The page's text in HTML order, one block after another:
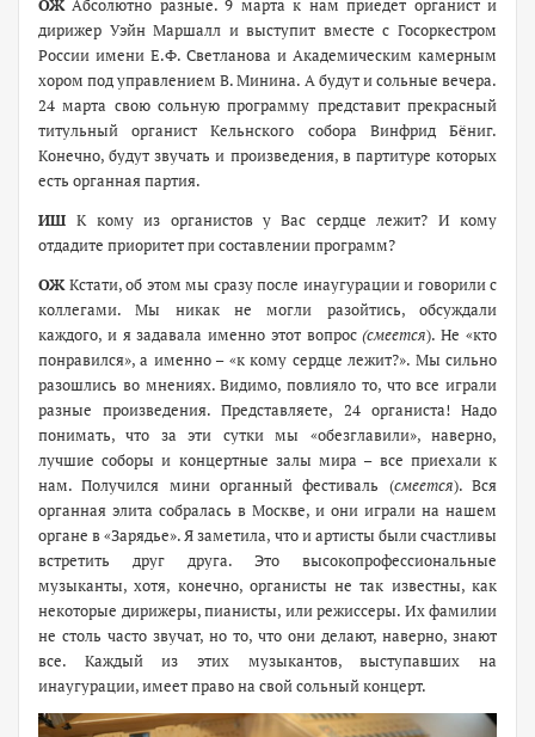
ОЖАбсолютно разные. 9 марта к нам приедет органист и
дирижер Уэйн Маршалл и выступит вместе с Госоркестром
России имени Е.Ф. Светланова и Академическим камерным
хором под управлением В. Минина. А будут и сольные вечера.
24 марта свою сольную программу представит прекрасный
титульный органист Кельнского собора Винфрид Бёниг.
Конечно, будут звучать и произведения, в партитуре которых
есть органная партия.
ИШК кому из органистов у Вас сердце лежит? И кому
отдадите приоритет при составлении программ?
ОЖКстати, об этом мы сразу после инаугурации и говорили с
коллегами. Мы никак не могли разойтись, обсуждали
каждого, и я задавала именно этот вопрос(смеется). Не «кто
понравился», а именно – «к кому сердце лежит?». Мы сильно
разошлись во мнениях. Видимо, повлияло то, что все играли
разные произведения. Представляете, 24 органиста! Надо
понимать, что за эти сутки мы «обезглавили», наверно,
лучшие соборы и концертные залы мира – все приехали к
нам. Получился мини органный фестиваль (смеется). Вся
органная элита собралась в Москве, и они играли на нашем
органе в «Зарядье». Я заметила, что и артисты были счастливы
встретить друг друга. Это высокопрофессиональные
музыканты, хотя, конечно, органисты не так известны, как
некоторые дирижеры, пианисты, или режиссеры. Их фамилии
не столь часто звучат, но то, что они делают, наверно, знают
все. Каждый из этих музыкантов, выступавших на
инаугурации, имеет право на свой сольный концерт.